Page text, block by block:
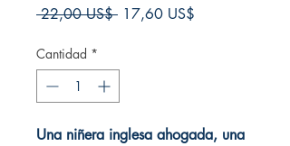
22,00 US$ Precio
17,60 US$
Cantidad *
Una niñera inglesa ahogada, una